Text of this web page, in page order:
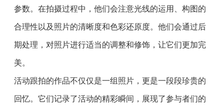
参数。在拍摄过程中，他们会注意光线的运用、构图的
合理性以及照片的清晰度和色彩还原度。他们会通过后
期处理，对照片进行适当的调整和修饰，让它们更加完
美。
活动跟拍的作品不仅仅是一组照片，更是一段段珍贵的
回忆。它们记录了活动的精彩瞬间，展现了参与者们的